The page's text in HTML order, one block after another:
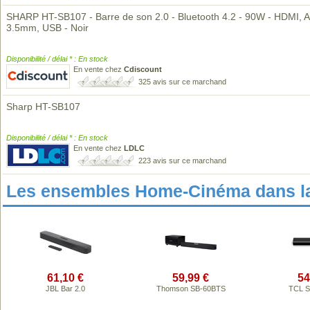
SHARP HT-SB107 - Barre de son 2.0 - Bluetooth 4.2 - 90W - HDMI,
3.5mm, USB - Noir
Disponibilité / délai * : En stock
En vente chez Cdiscount
325 avis sur ce marchand
Sharp HT-SB107
Disponibilité / délai * : En stock
En vente chez LDLC
223 avis sur ce marchand
Les ensembles Home-Cinéma dans
61,10 €
JBL Bar 2.0
59,99 €
Thomson SB-60BTS TCL